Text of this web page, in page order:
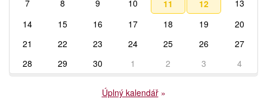
7
8 9 10 11 12
13
14
15 16 17 18 19
20
21
22 23 24 25 26
27
28
29 30 1 2 3 4
Úplný kalendář»